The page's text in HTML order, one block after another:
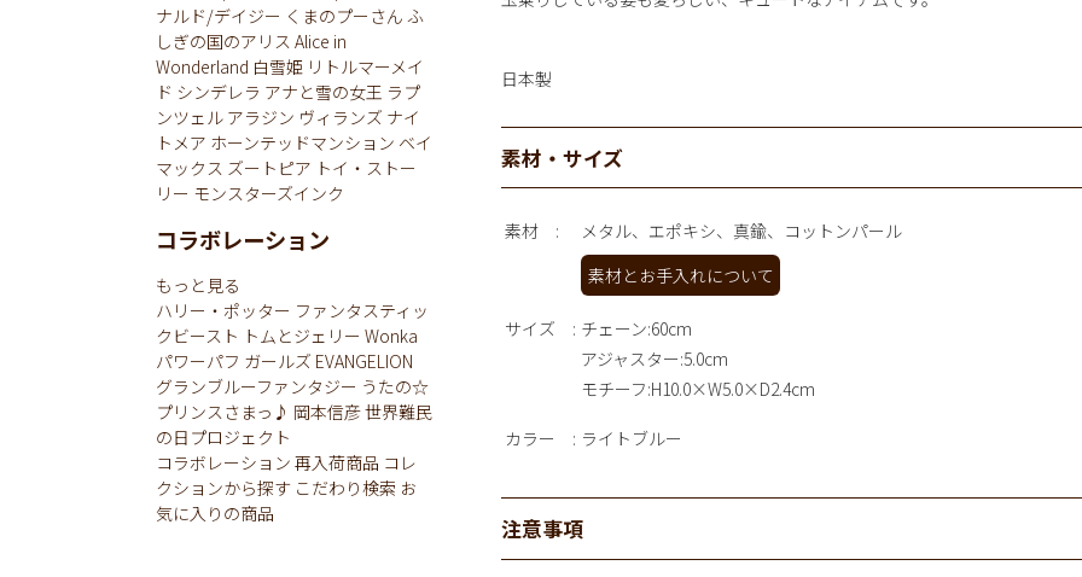
日本製
素材・サイズ
素材
メタル、エポキシ、真鍮、コットンパール
素材とお手入れについて
サイズ
チェーン:60cm
アジャスター:5.0cm
モチーフ:H10.0×W5.0×D2.4cm
カラー ライトブルー
注意事項
ナルド/デイジー くまのプーさん ふ
しぎの国のアリス Alice in
Wonderland 白雪姫 リトルマーメイ
ド シンデレラ アナと雪の女王 ラプ
ンツェル アラジン ヴィランズ ナイ
トメア ホーンテッドマンション ベイ
マックス ズートピア トイ・ストー
リー モンスターズインク
コラボレーション
もっと見る
ハリー・ポッター ファンタスティッ
クビースト トムとジェリー Wonka
パワーパフ ガールズ EVANGELION
グランブルーファンタジー うたの☆
プリンスさまっ♪ 岡本信彦世界難民
の日プロジェクト
コラボレーション 再入荷商品 コレ
クションから探す こだわり検索 お
気に入りの商品